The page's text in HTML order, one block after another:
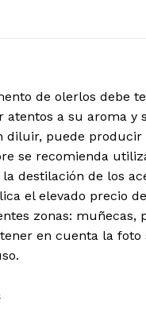
de olerlos debe
atentos a su aroma
diluir, puede
se recomienda
destilación de los
el elevado precio
zonas:
en cuenta la